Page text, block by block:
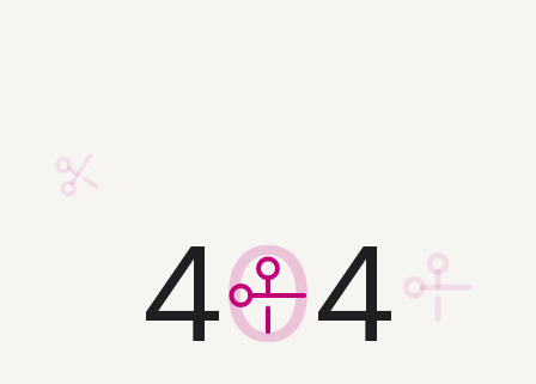
404